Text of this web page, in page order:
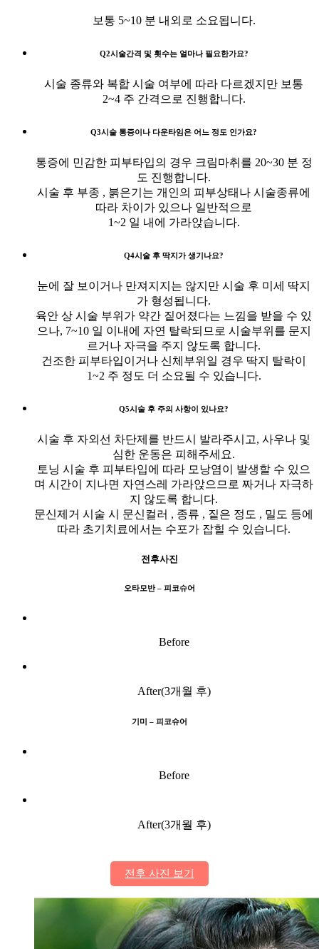
보통 5~10 분 내외로 소요됩니다.
Q2시술간격 및 횟수는 얼마나 필요한가요?
시술 종류와 복합 시술 여부에 따라 다르겠지만 보통
2~4 주 간격으로 진행합니다.
Q3시술 통증이나 다운타임은 어느 정도 인가요?
통증에 민감한 피부타입의 경우 크림마취를 20~30 분 정
도 진행합니다.
시술 후 부종 , 붉은기는 개인의 피부상태나 시술종류에
따라 차이가 있으나 일반적으로
1~2 일 내에 가라앉습니다.
Q4시술 후 딱지가 생기나요?
눈에 잘 보이거나 만져지지는 않지만 시술 후 미세 딱지
가 형성됩니다.
육안 상 시술 부위가 약간 짙어졌다는 느낌을 받을 수 있
으나, 7~10 일 이내에 자연 탈락되므로 시술부위를 문지
르거나 자극을 주지 않도록 합니다.
건조한 피부타입이거나 신체부위일 경우 딱지 탈락이
1~2 주 정도 더 소요될 수 있습니다.
Q5시술 후 주의 사항이 있나요?
시술 후 자외선 차단제를 반드시 발라주시고, 사우나 및
심한 운동은 피해주세요.
토닝 시술 후 피부타입에 따라 모낭염이 발생할 수 있으
며 시간이 지나면 자연스레 가라앉으므로 짜거나 자극하
지 않도록 합니다.
문신제거 시술 시 문신컬러 , 종류 , 짙은 정도 , 밀도 등에
따라 초기치료에서는 수포가 잡힐 수 있습니다.
전후사진
오타모반 – 피코슈어
Before
After(3개월 후)
기미 – 피코슈어
Before
After(3개월 후)
전후 사진 보기